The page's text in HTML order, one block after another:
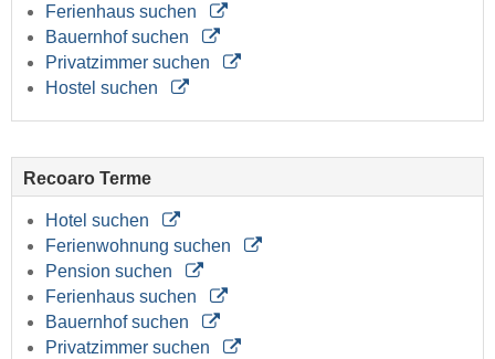
Ferienhaus suchen
Bauernhof suchen
Privatzimmer suchen
Hostel suchen
Recoaro Terme
Hotel suchen
Ferienwohnung suchen
Pension suchen
Ferienhaus suchen
Bauernhof suchen
Privatzimmer suchen